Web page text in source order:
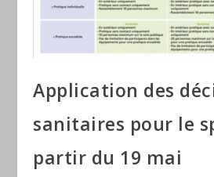
Application des
sanitaires pour le
partir du 19 mai